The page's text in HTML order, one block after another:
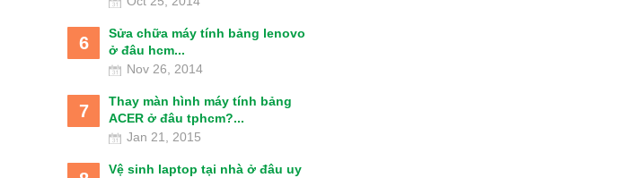
6
Sửa chữa máy tính bảng lenovo
ở đâu hcm...
Nov 26, 2014
7
Thay màn hình máy tính bảng
ACER ở đâu tphcm?...
Jan 21, 2015
Vệ sinh laptop tại nhà ở đâu uy